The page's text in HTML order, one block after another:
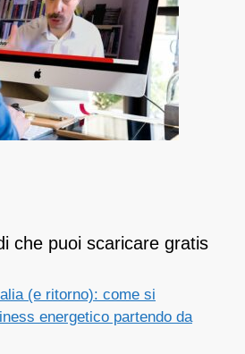
che puoi scaricare gratis
(e ritorno): come si
energetico partendo da